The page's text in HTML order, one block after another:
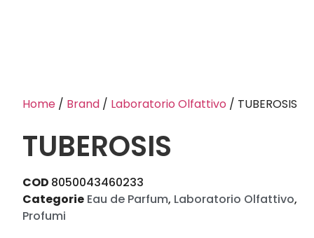
Home / Brand / Laboratorio Olfattivo / TUBEROSIS
TUBEROSIS
COD 8050043460233
Categorie Eau de Parfum, Laboratorio Olfattivo,
Profumi